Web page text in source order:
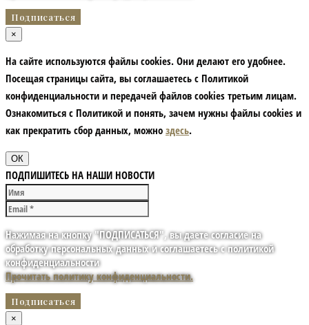
×
На сайте используются файлы cookies. Они делают его удобнее.
Посещая страницы сайта, вы соглашаетесь с Политикой
конфиденциальности и передачей файлов cookies третьим лицам.
Ознакомиться с Политикой и понять, зачем нужны файлы сookies и
как прекратить сбор данных, можно здесь.
ОК
ПОДПИШИТЕСЬ НА НАШИ НОВОСТИ
Нажимая на кнопку "ПОДПИСАТЬСЯ", вы даете согласие на
обработку персональных данных и соглашаетесь с политикой
конфиденциальности
Прочитать политику конфиденциальности.
×